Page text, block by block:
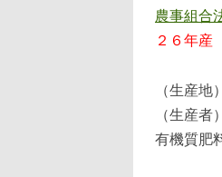
２６年
（生産
（生産
有機質肥